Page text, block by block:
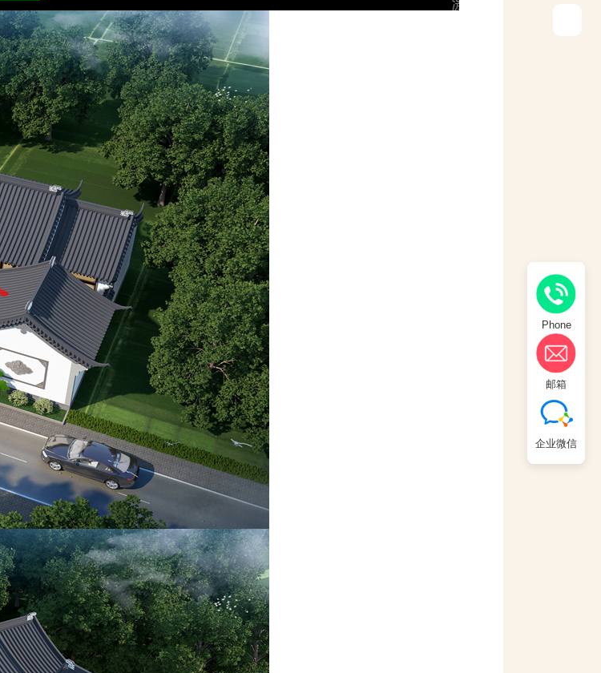
Phone
邮箱
企业微信